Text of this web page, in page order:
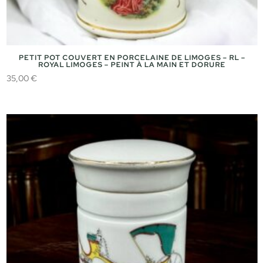
PETIT POT COUVERT EN PORCELAINE DE LIMOGES – RL –
ROYAL LIMOGES – PEINT À LA MAIN ET DORURE
35,00€